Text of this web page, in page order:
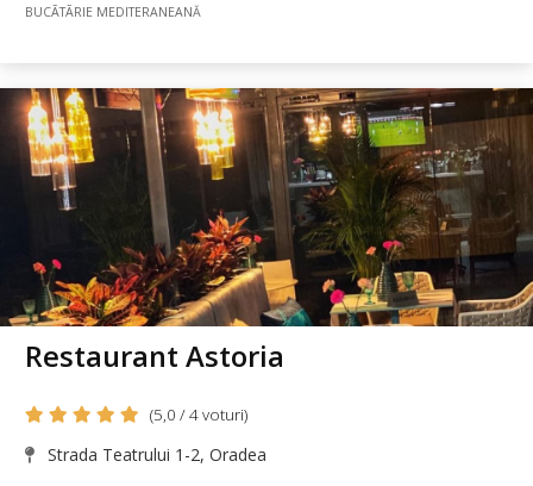
BUCÃTÃRIE MEDITERANEANĂ
Restaurant Astoria
(5,0 / 4 voturi)
Strada Teatrului 1-2, Oradea